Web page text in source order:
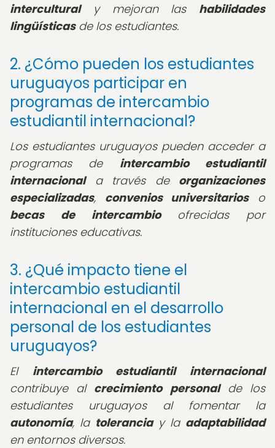
interculturaly mejoran las habilidades
lingüísticasde los estudiantes.
2. ¿Cómo pueden los estudiantes
uruguayos participar en
programas de intercambio
estudiantil internacional?
Los estudiantes uruguayos pueden acceder a
programas de intercambio estudiantil
internacionala través de organizaciones
especializadas, convenios universitarioso
becas de intercambioofrecidas por
instituciones educativas.
3. ¿Qué impacto tiene el
intercambio estudiantil
internacional en el desarrollo
personal de los estudiantes
uruguayos?
El intercambio estudiantil internacional
contribuye al crecimiento personalde los
estudiantes uruguayos al fomentar la
autonomía, la toleranciay la adaptabilidad
en entornos diversos.